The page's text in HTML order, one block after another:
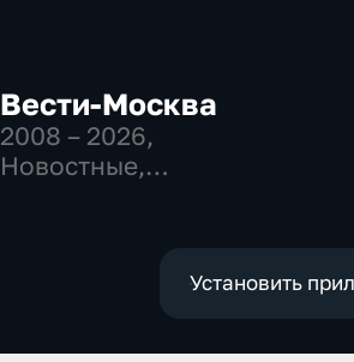
Вести-Москва
2008 – 2026,
Новостные,
экономическиеУстановить